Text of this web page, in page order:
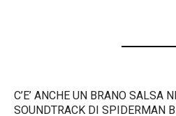
C’E’ ANCHE UN BRANO SALSA
SOUNDTRACK DI SPIDERMAN